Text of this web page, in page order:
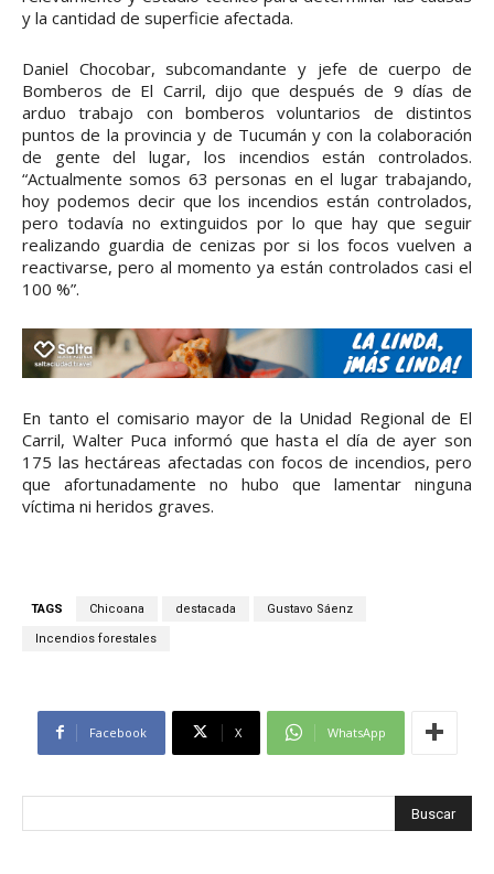
y la cantidad de superficie afectada.
Daniel Chocobar, subcomandante y jefe de cuerpo de
Bomberos de El Carril, dijo que después de 9 días de
arduo trabajo con bomberos voluntarios de distintos
puntos de la provincia y de Tucumán y con la colaboración
de gente del lugar, los incendios están controlados.
“Actualmente somos 63 personas en el lugar trabajando,
hoy podemos decir que los incendios están controlados,
pero todavía no extinguidos por lo que hay que seguir
realizando guardia de cenizas por si los focos vuelven a
reactivarse, pero al momento ya están controlados casi el
100 %”.
En tanto el comisario mayor de la Unidad Regional de El
Carril, Walter Puca informó que hasta el día de ayer son
175 las hectáreas afectadas con focos de incendios, pero
que afortunadamente no hubo que lamentar ninguna
víctima ni heridos graves.
TAGS Chicoana destacada Gustavo Sáenz
Incendios forestales
Facebook X WhatsApp